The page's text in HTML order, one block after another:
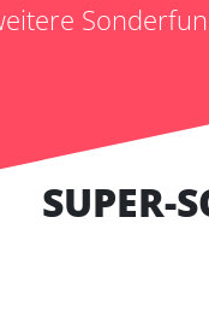
SUPER-